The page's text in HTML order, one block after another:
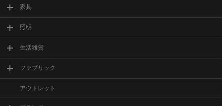
家具
照明
生活雑貨
ファブリック
アウトレット